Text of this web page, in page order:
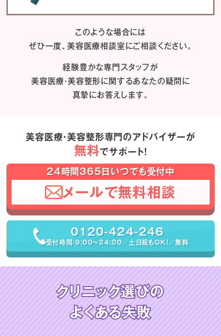
このような場合には
ぜひ一度、美容医療相談室にご相談ください。
経験豊かな専門スタッフが
美容医療・美容整形に関するあなたの疑問に
真摯にお答えします。
美容医療・美容整形専門のアドバイザーが
無料でサポート！
24時間365日いつでも受付中
メールで無料相談
0120-424-246
受付時間：9:00〜24:00／土日祝もOK！／無料
クリニック選びの
よくある失敗